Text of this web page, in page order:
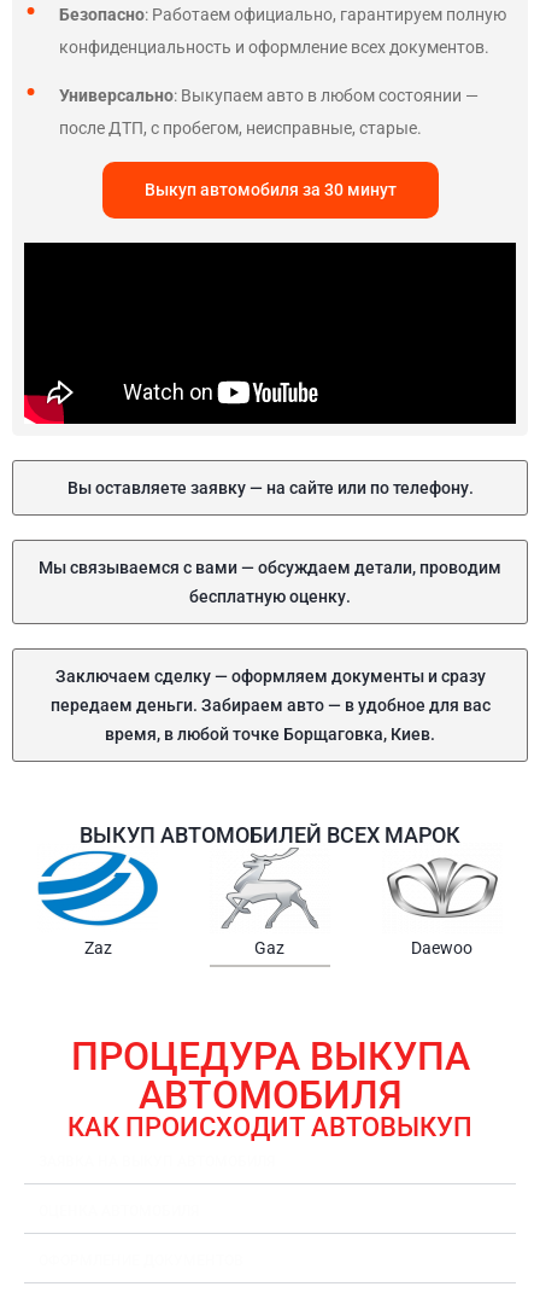
Безопасно: Работаем официально, гарантируем полную
конфиденциальность и оформление всех документов.
Универсально: Выкупаем авто в любом состоянии —
после ДТП, с пробегом, неисправные, старые.
Выкуп автомобиля за 30 минут
Вы оставляете заявку — на сайте или по телефону.
Мы связываемся с вами — обсуждаем детали, проводим
бесплатную оценку.
Заключаем сделку — оформляем документы и сразу
передаем деньги. Забираем авто — в удобное для вас
время, в любой точке Борщаговка, Киев.
ВЫКУП АВТОМОБИЛЕЙ ВСЕХ МАРОК
Samsung Chrysler Gmc
ПРОЦЕДУРА ВЫКУПА
АВТОМОБИЛЯ
КАК ПРОИСХОДИТ АВТОВЫКУП